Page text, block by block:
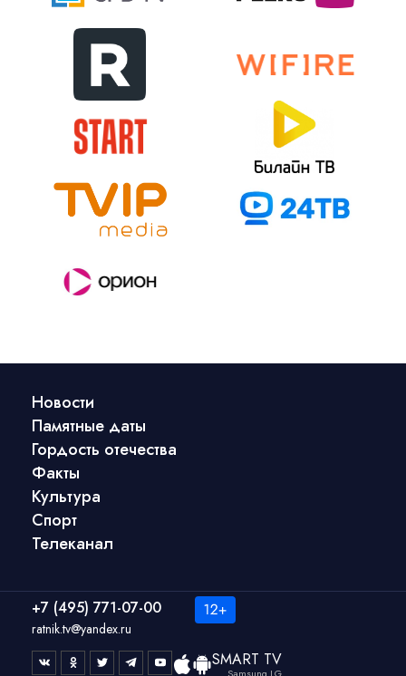
Новости
Памятные даты
Гордость отечества
Факты
Культура
Спорт
Телеканал
+7 (495) 771-07-00
ratnik.tv@yandex.ru
SMART TV